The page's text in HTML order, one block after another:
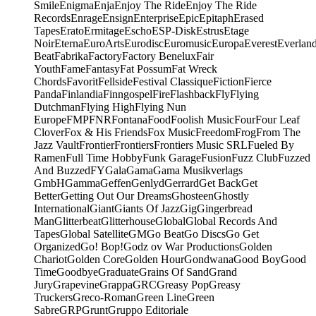
SmileEnigmaEnjaEnjoy The RideEnjoy The Ride
RecordsEnrageEnsignEnterpriseEpicEpitaphErased
TapesEratoErmitageEschoESP-DiskEstrusEtage
NoirEternaEuroArtsEurodiscEuromusicEuropaEverest
BeatFabrikaFactoryFactory BeneluxFair
YouthFameFantasyFat PossumFat Wreck
ChordsFavoritFellsideFestival ClassiqueFictionFierce
PandaFinlandiaFinngospelFireFlashbackFlyFlying
DutchmanFlying HighFlying Nun
EuropeFMPFNRFontanaFoodFoolish MusicFourFour Leaf
CloverFox & His FriendsFox MusicFreedomFrogFrom The
Jazz VaultFrontierFrontiersFrontiers Music SRLFueled By
RamenFull Time HobbyFunk GarageFusionFuzz ClubFuzzed
And BuzzedFYGalaGamaGama Musikverlags
GmbHGammaGeffenGenlydGerrardGet BackGet
BetterGetting Out Our DreamsGhosteenGhostly
InternationalGiantGiants Of JazzGigGingerbread
ManGlitterbeatGlitterhouseGlobalGlobal Records And
TapesGlobal SatelliteGMGo BeatGo DiscsGo Get
OrganizedGo! Bop!Godz ov War ProductionsGolden
ChariotGolden CoreGolden HourGondwanaGood BoyGood
TimeGoodbyeGraduateGrains Of SandGrand
JuryGrapevineGrappaGRCGreasy PopGreasy
TruckersGreco-RomanGreen LineGreen
SabreGRPGruntGruppo Editoriale